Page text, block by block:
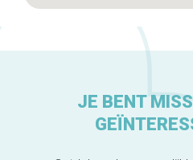
JE BENT